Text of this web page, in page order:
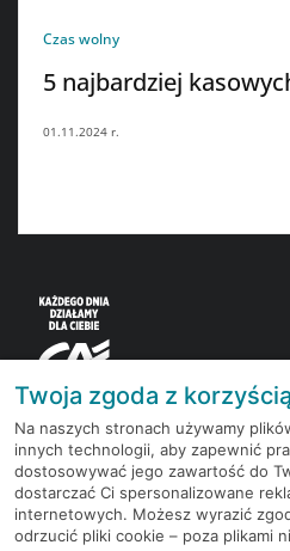
Czas wolny
5 najbardziej
01.11.2024 r.
Korzystaj z
przygotowują eksperci
Twoja zgoda z
Na naszych stronach używamy
innych technologii, aby zapewnić
dostosowywać jego zawartość do
dostarczać Ci spersonalizowane
internetowych. Możesz wyrazić
odrzucić pliki cookie – poza plikami